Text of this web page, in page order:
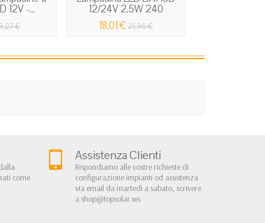
12V -...
€
12/24V 2,5W 240
Lumen...
18,01 €21,96 €
come
Assistenza Clienti
Rispondiamo alle vostre richieste di
configurazione impianti od assistenza
via email da martedì a sabato, scrivere
a shop@topsolar.ws